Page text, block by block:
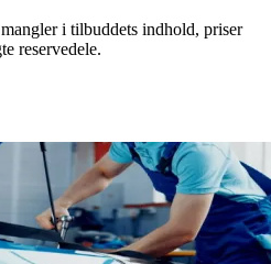
i tilbuddets indhold, priser
reservedele.